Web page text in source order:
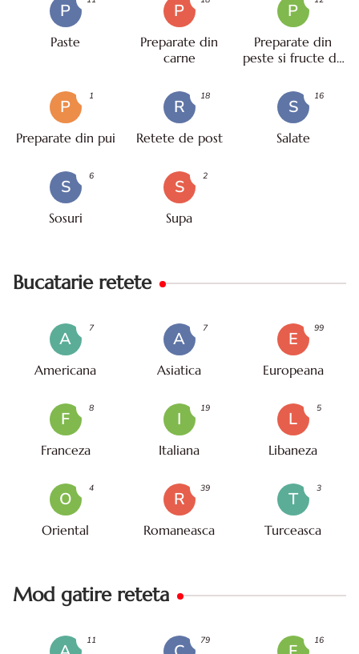
P
Paste
P
Preparate din
carne
P
Preparate din
peste si fructe de
P
Preparate din pui
1
R
Retete de post
18
S
Salate
16
S
Sosuri
6
S
Supa
2
Bucatarie retete
A
Americana
7
A
Asiatica
7
E
Europeana
99
F
Franceza
8
I
Italiana
19
L
Libaneza
5
O
Oriental
4
R
Romaneasca
39
T
Turceasca
3
Mod gatire reteta
11 79 16